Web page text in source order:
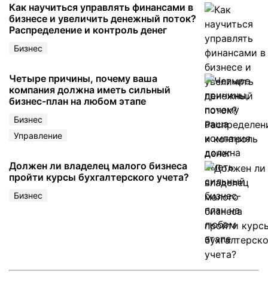
Как научиться управлять финансами в
бизнесе и увеличить денежный поток?
Распределение и контроль денег
Бизнес
Четыре причины, почему ваша
компания должна иметь сильный
бизнес-план на любом этапе
Бизнес
Управление
Должен ли владелец малого бизнеса
пройти курсы бухгалтерского учета?
Бизнес